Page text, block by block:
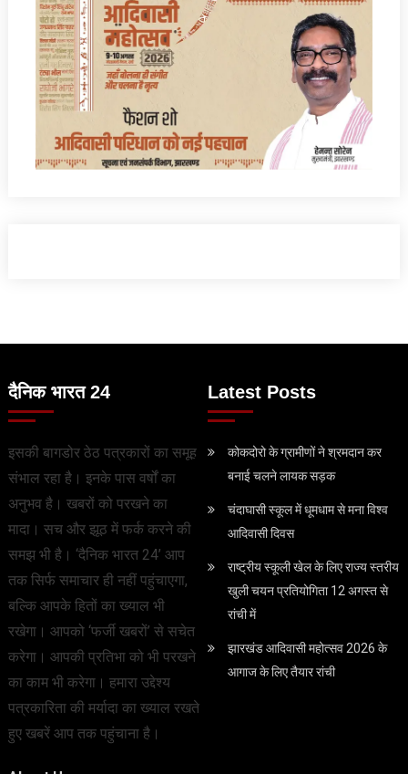
दैनिक भारत 24
इसकी बागडोर ठेठ पत्रकारों का समूह
संभाल रहा है। इनके पास वर्षों का
अनुभव है। खबरों को परखने का
मादा। सच और झूठ में फर्क करने की
समझ भी है। ‘दैनिक भारत 24’ आप
तक सिर्फ समाचार ही नहीं पहुंचाएगा,
बल्कि आपके हितों का ख्याल भी
रखेगा। आपको ‘फर्जी खबरों’ से सचेत
करेगा। आपकी प्रतिभा को भी परखने
का काम भी करेगा। हमारा उद्देश्य
पत्रकारिता की मर्यादा का ख्याल रखते
हुए खबरें आप तक पहुंचाना है।
Latest Posts
कोकदोरो के ग्रामीणों ने श्रमदान कर
बनाई चलने लायक सड़क
चंदाघासी स्कूल में धूमधाम से मना विश्व
आदिवासी दिवस
राष्ट्रीय स्कूली खेल के ल‍िए राज्य स्तरीय
खुली चयन प्रतियोगिता 12 अगस्त से
रांची में
झारखंड आदिवासी महोत्सव 2026 के
आगाज के लिए तैयार रांची